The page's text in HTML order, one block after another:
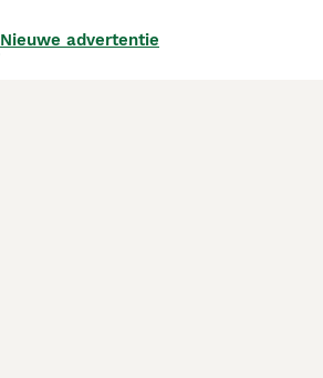
Nieuwe advertentie